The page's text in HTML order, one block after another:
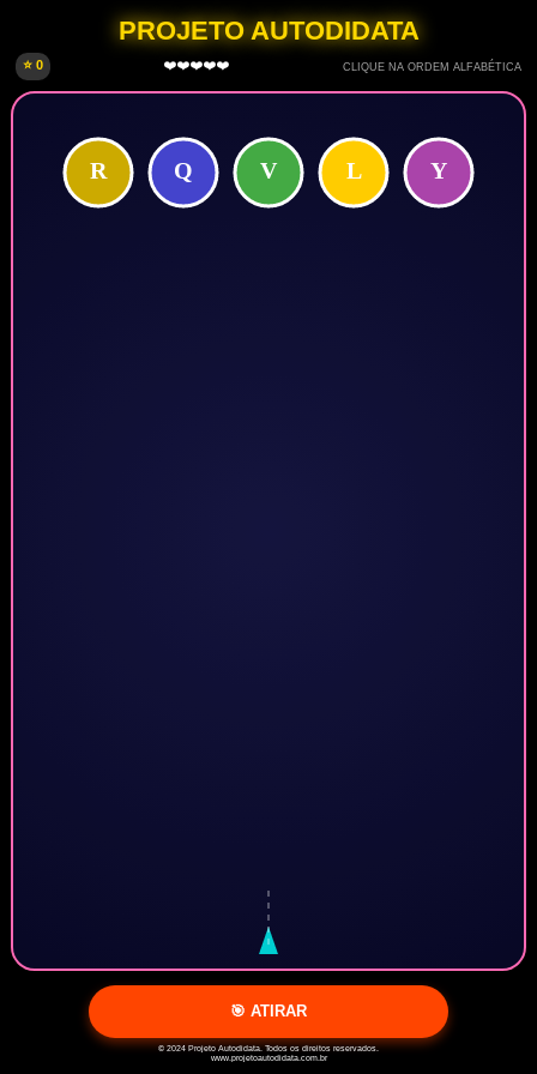
PROJETO AUTODIDATA
⭐ 0 ❤️❤️❤️❤️❤️ CLIQUE NA ORDEM ALFABÉTICA
🎯 ATIRAR
© 2024 Projeto Autodidata. Todos os direitos reservados.
www.projetoautodidata.com.br